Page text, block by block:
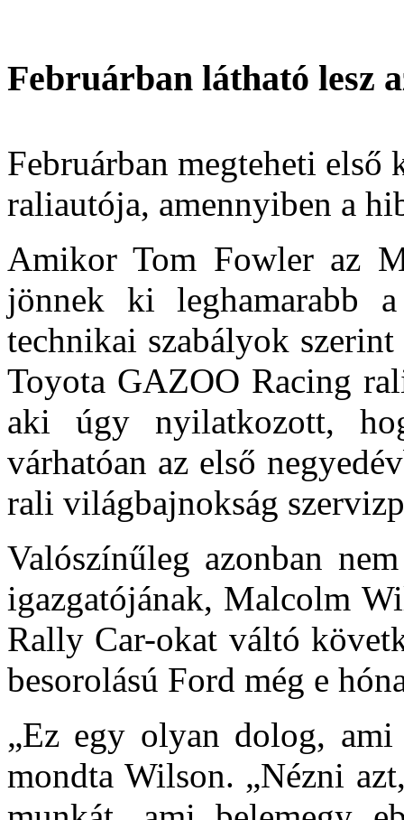
Februárban látható lesz
Februárban megteheti
raliautója, amennyiben a
Amikor Tom Fowler az
jönnek ki leghamarabb
technikai szabályok
Toyota GAZOO Racing
aki úgy nyilatkozott,
várhatóan az első
rali világbajnokság
Valószínűleg azonban
igazgatójának, Malcolm
Rally Car-okat váltó
besorolású Ford még e
„Ez egy olyan dolog,
mondta Wilson. „Nézni